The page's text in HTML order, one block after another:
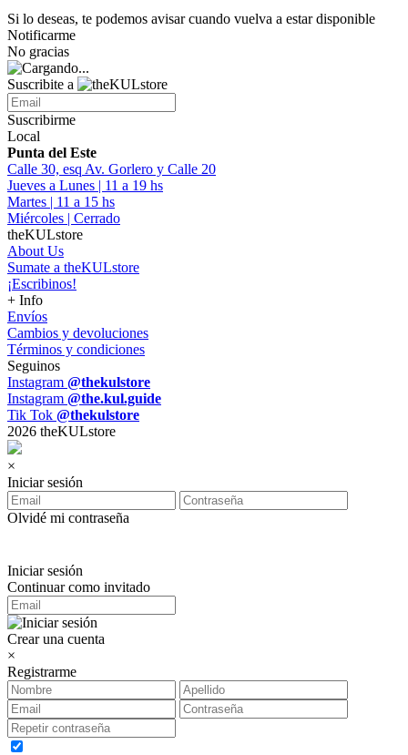
Si lo deseas, te podemos avisar cuando vuelva a estar disponible
Notificarme
No gracias
Suscribite a
Suscribirme
Local
Punta del Este
Calle 30, esq Av. Gorlero y Calle 20
Jueves a Lunes | 11 a 19 hs
Martes | 11 a 15 hs
Miércoles | Cerrado
theKULstore
About Us
Sumate a theKULstore
¡Escribinos!
+ Info
Envíos
Cambios y devoluciones
Términos y condiciones
Seguinos
Instagram @thekulstore
Instagram @the.kul.guide
Tik Tok @thekulstore
2026 theKULstore
×
Iniciar sesión
Olvidé mi contraseña
Iniciar sesión
Continuar como invitado
Crear una cuenta
×
Registrarme